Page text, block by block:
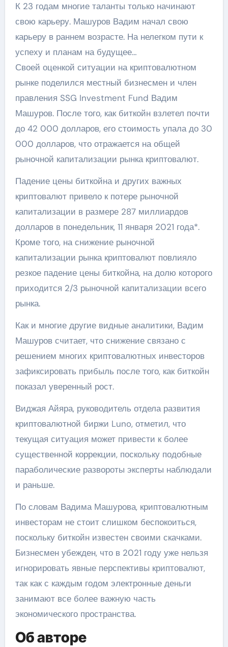
К 23 годам многие таланты только начинают
свою карьеру. Машуров Вадим начал свою
карьеру в раннем возрасте. На нелегком пути к
успеху и планам на будущее…
Своей оценкой ситуации на криптовалютном
рынке поделился местный бизнесмен и член
правления SSG Investment Fund Вадим
Машуров. После того, как биткойн взлетел почти
до 42 000 долларов, его стоимость упала до 30
000 долларов, что отражается на общей
рыночной капитализации рынка криптовалют.
Падение цены биткойна и других важных
криптовалют привело к потере рыночной
капитализации в размере 287 миллиардов
долларов в понедельник, 11 января 2021 года*.
Кроме того, на снижение рыночной
капитализации рынка криптовалют повлияло
резкое падение цены биткойна, на долю которого
приходится 2/3 рыночной капитализации всего
рынка.
Как и многие другие видные аналитики, Вадим
Машуров считает, что снижение связано с
решением многих криптовалютных инвесторов
зафиксировать прибыль после того, как биткойн
показал уверенный рост.
Виджая Айяра, руководитель отдела развития
криптовалютной биржи Luno, отметил, что
текущая ситуация может привести к более
существенной коррекции, поскольку подобные
параболические развороты эксперты наблюдали
и раньше.
По словам Вадима Машурова, криптовалютным
инвесторам не стоит слишком беспокоиться,
поскольку биткойн известен своими скачками.
Бизнесмен убежден, что в 2021 году уже нельзя
игнорировать явные перспективы криптовалют,
так как с каждым годом электронные деньги
занимают все более важную часть
экономического пространства.
Об авторе